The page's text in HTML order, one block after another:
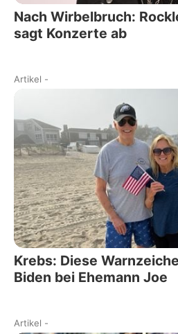
Nach Wirbelbruch:
sagt Konzerte ab
Artikel -
Krebs: Diese
Biden bei Ehemann Joe
Artikel -